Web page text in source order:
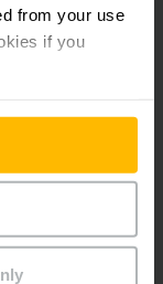
from your use
if you
ความเร็วในการ
ารถการรับน้ำหนัก
ช์
นื่องจากมีระบบ